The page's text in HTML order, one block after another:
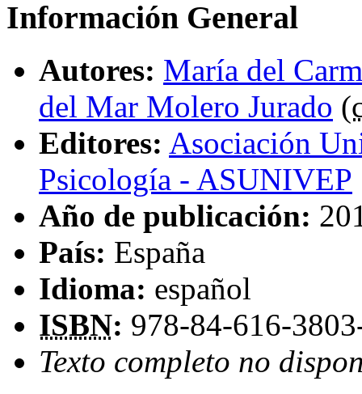
Información General
Autores: María del
del Mar Molero Jurado (
Editores: Asociación
Psicología - ASUNIVEP
Año de publicación:
País: España
Idioma: español
ISBN: 978-84-616-
Texto completo no